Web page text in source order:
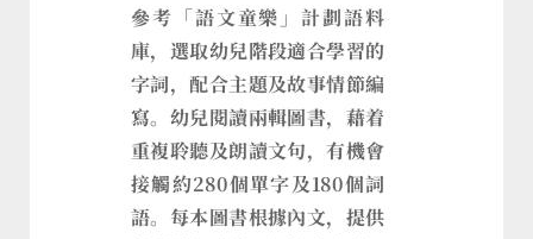
參考「語文童樂」計劃語料
庫，選取幼兒階段適合學習的
字詞，配合主題及故事情節編
寫。幼兒閱讀兩輯圖書，藉着
重複聆聽及朗讀文句，有機會
接觸約280個單字及180個詞
語。每本圖書根據內文，提供